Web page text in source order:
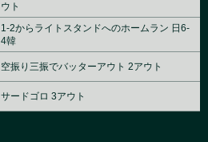
ウト
1-2からライトスタンドへのホームラン 日6-
4韓
空振り三振でバッターアウト 2アウト
サードゴロ 3アウト